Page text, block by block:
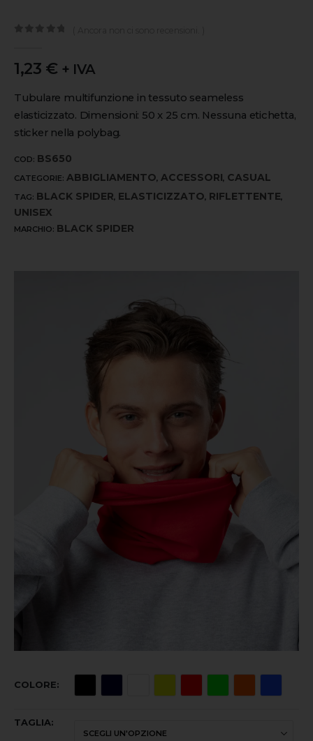
1,23 € + IVA
Tubulare multifunzione in tessuto seameless
elasticizzato. Dimensioni: 50 x 25 cm. Nessuna etichetta,
sticker nella polybag.
COD: BS650
CATEGORIE: ABBIGLIAMENTO, ACCESSORI, CASUAL
TAG: BLACK SPIDER, ELASTICIZZATO, RIFLETTENTE,
UNISEX
MARCHIO: BLACK SPIDER
COLORE
TAGLIA